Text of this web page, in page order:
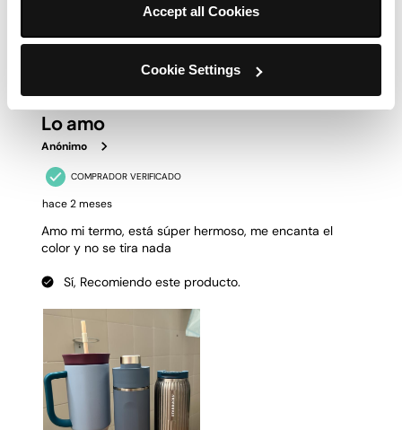
Accept all Cookies
Cookie Settings